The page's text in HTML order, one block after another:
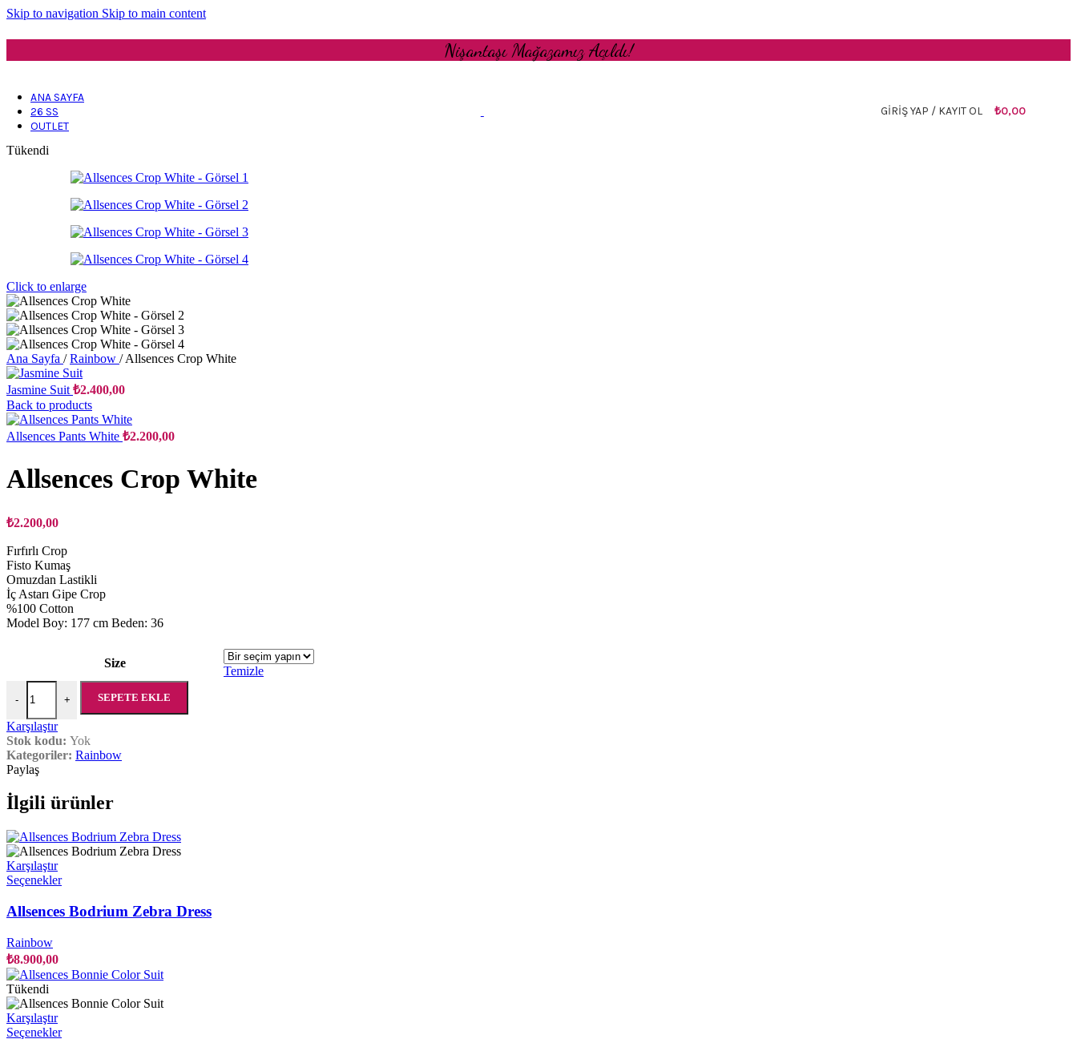
Skip to navigation Skip to main content
Nişantaşı Mağazamız Açıldı!
ANA SAYFA
26 SS
OUTLET
GIRIŞ YAP / KAYIT OL ₺0,00
Tükendi
Click to enlarge
Ana Sayfa / Rainbow / Allsences Crop White
Jasmine Suit ₺2.400,00
Back to products
Allsences Pants White ₺2.200,00
Allsences Crop White
₺2.200,00
Fırfırlı Crop
Fisto Kumaş
Omuzdan Lastikli
İç Astarı Gipe Crop
%100 Cotton
Model Boy: 177 cm Beden: 36
Size
Temizle
-
Allsences Crop White adet
+ SEPETE EKLE
Karşılaştır
Stok kodu: Yok
Kategoriler: Rainbow
Paylaş
İlgili ürünler
Karşılaştır
SeçeneklerBu
birden
fazla
ürün
seçilebilir
Allsences Bodrium Zebra Dress
Rainbow
₺8.900,00
Tükendi
Karşılaştır
SeçeneklerBu